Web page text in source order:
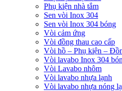
Phụ kiện nhà tắm
Sen vòi Inox 304
Sen vòi Inox 304 bóng
Vòi cảm ứng
Vòi đồng thau cao cấp
Vòi hồ – Phụ kiện –
Vòi lavabo Inox 304
Vòi Lavabo nhôm
Vòi lavabo nhựa lạnh
Vòi lavabo nhựa nóng